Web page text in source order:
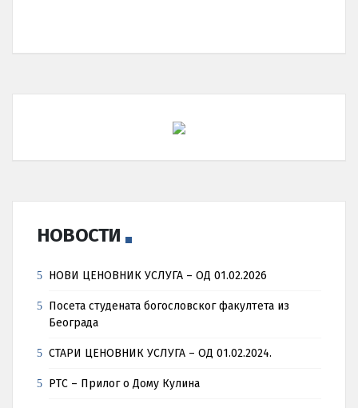
НОВОСТИ
НОВИ ЦЕНОВНИК УСЛУГА – ОД 01.02.2026
Посета студената богословског факултета из
Београда
СТАРИ ЦЕНОВНИК УСЛУГА – ОД 01.02.2024.
РТС – Прилог о Дому Кулина